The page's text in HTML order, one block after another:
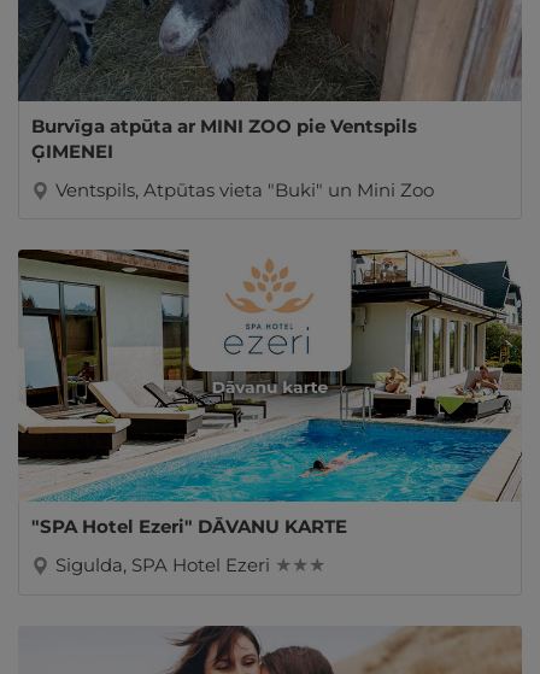
Burvīga atpūta ar MINI ZOO pie Ventspils
ĢIMENEI
Ventspils, Atpūtas vieta "Buki" un Mini Zoo
"SPA Hotel Ezeri" DĀVANU KARTE
Sigulda, SPA Hotel Ezeri ★ ★ ★